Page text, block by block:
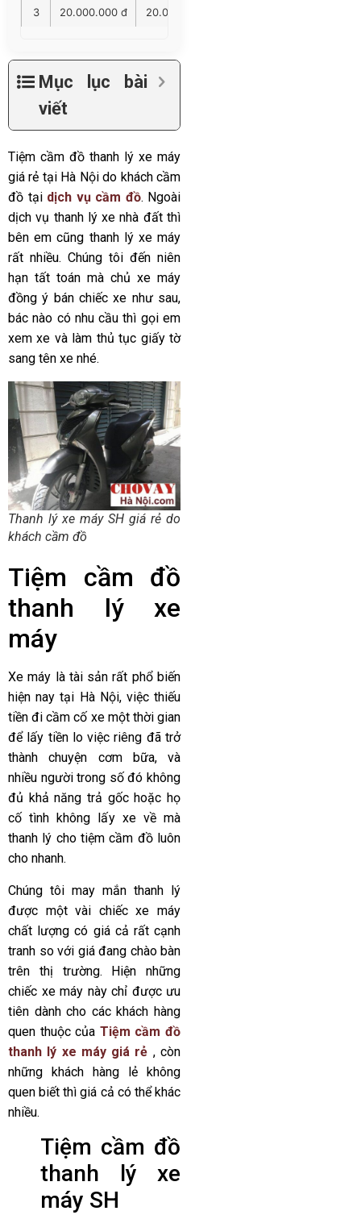
3 20.000.000 đ 20.000.000 đ
Mục lục bài
viết
Tiệm cầm đồ thanh lý xe máy
giá rẻ tại Hà Nội do khách cầm
đồ tại dịch vụ cầm đồ. Ngoài
dịch vụ thanh lý xe nhà đất thì
bên em cũng thanh lý xe máy
rất nhiều. Chúng tôi đến niên
hạn tất toán mà chủ xe máy
đồng ý bán chiếc xe như sau,
bác nào có nhu cầu thì gọi em
xem xe và làm thủ tục giấy tờ
sang tên xe nhé.
Thanh lý xe máy SH giá rẻ do
khách cầm đồ
Tiệm cầm đồ
thanh lý xe
máy
Xe máy là tài sản rất phổ biến
hiện nay tại Hà Nội, việc thiếu
tiền đi cầm cố xe một thời gian
để lấy tiền lo việc riêng đã trở
thành chuyện cơm bữa, và
nhiều người trong số đó không
đủ khả năng trả gốc hoặc họ
cố tình không lấy xe về mà
thanh lý cho tiệm cầm đồ luôn
cho nhanh.
Chúng tôi may mắn thanh lý
được một vài chiếc xe máy
chất lượng có giá cả rất cạnh
tranh so với giá đang chào bàn
trên thị trường. Hiện những
chiếc xe máy này chỉ được ưu
tiên dành cho các khách hàng
quen thuộc của Tiệm cầm đồ
thanh lý xe máy giá rẻ , còn
những khách hàng lẻ không
quen biết thì giá cả có thể khác
nhiều.
Tiệm cầm đồ
thanh lý xe
máy SH